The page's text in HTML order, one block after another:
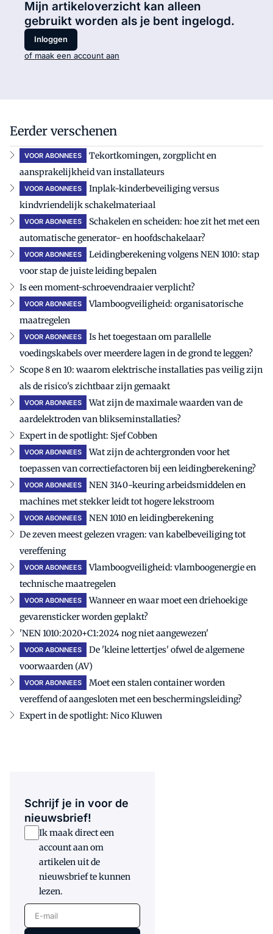
Mijn artikeloverzicht kan alleen
gebruikt worden als je bent ingelogd.
Inloggen
of maak een account aan
Eerder verschenen
VOOR ABONNEES
Tekortkomingen, zorgplicht en
aansprakelijkheid van installateurs
VOOR ABONNEES
Inplak-kinderbeveiliging versus
kindvriendelijk schakelmateriaal
VOOR ABONNEES
Schakelen en scheiden: hoe zit het met een
automatische generator- en hoofdschakelaar?
VOOR ABONNEES
Leidingberekening volgens NEN 1010: stap
voor stap de juiste leiding bepalen
Is een moment-schroevendraaier verplicht?
VOOR ABONNEES
Vlamboogveiligheid: organisatorische
maatregelen
VOOR ABONNEES
Is het toegestaan om parallelle
voedingskabels over meerdere lagen in de grond te leggen?
Scope 8 en 10: waarom elektrische installaties pas veilig zijn
als de risico's zichtbaar zijn gemaakt
VOOR ABONNEES
Wat zijn de maximale waarden van de
aardelektroden van blikseminstallaties?
Expert in de spotlight: Sjef Cobben
VOOR ABONNEES
Wat zijn de achtergronden voor het
toepassen van correctiefactoren bij een leidingberekening?
VOOR ABONNEES
NEN 3140-keuring arbeidsmiddelen en
machines met stekker leidt tot hogere lekstroom
VOOR ABONNEES
NEN 1010 en leidingberekening
De zeven meest gelezen vragen: van kabelbeveiliging tot
vereffening
VOOR ABONNEES
Vlamboogveiligheid: vlamboogenergie en
technische maatregelen
VOOR ABONNEES
Wanneer en waar moet een driehoekige
gevarensticker worden geplakt?
'NEN 1010:2020+C1:2024 nog niet aangewezen'
VOOR ABONNEES
De 'kleine lettertjes' ofwel de algemene
voorwaarden (AV)
VOOR ABONNEES
Moet een stalen container worden
vereffend of aangesloten met een beschermingsleiding?
Expert in de spotlight: Nico Kluwen
Schrijf je in voor de
nieuwsbrief!
Ik maak direct een
account aan om
artikelen uit de
nieuwsbrief te kunnen
lezen.
E-mail